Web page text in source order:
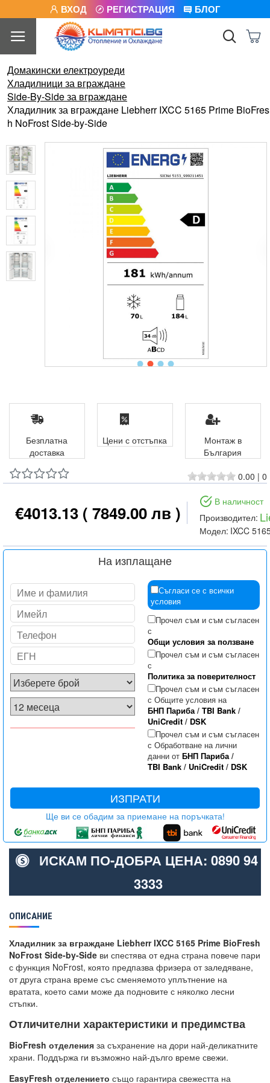
ВХОД РЕГИСТРАЦИЯ БЛОГ
Домакински електроуреди
Хладилници за вграждане
Side-By-Side за вграждане
Хладилник за вграждане Liebherr IXCC 5165 Prime BioFres
h NoFrost Side-by-Side
0.00 | 0
€4013.13 ( 7849.00 лв )
В наличност
Производител:
Модел: IXCC
На изплащане
Съгласи се с всички
условия
Прочел съм и съм съгласен
с
Общи условия за ползване
Прочел съм и съм съгласен
с
Политика за поверителност
Прочел съм и съм съгласен
с Общите условия на
БНП Париба/ TBI Bank/
UniCredit/ DSK
Прочел съм и съм съгласен
с Обработване на лични
данни от БНП Париба/
TBI Bank/ UniCredit/ DSK
ИЗПРАТИ
Ще ви се обадим за приемане на поръчката!
Безплатна
доставка
Цени с отстъпка
Монтаж в
България
ИСКАМ ПО-ДОБРА ЦЕНА: 0890 94
3333
ОПИСАНИЕ
Хладилник за вграждане Liebherr IXCC 5165 Prime BioFresh
NoFrost Side-by-Side ви спестява от една страна повече пари
с функция NoFrost, която предпазва фризера от заледяване,
от друга страна време със сменяемото уплътнение на
вратата, което сами може да подновите с няколко лесни
стъпки.
Отличителни характеристики и предимства
BioFresh отделения за съхранение на дори най-деликатните
храни. Поддържа ги възможно най-дълго време свежи.
EasyFresh отделението също гарантира свежестта на